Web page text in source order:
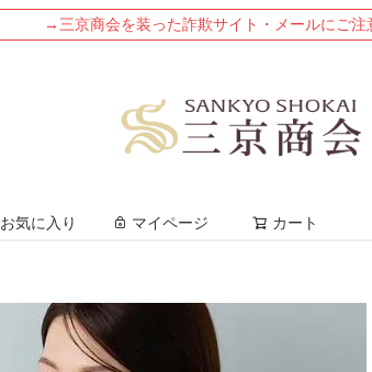
→三京商会を装った詐欺サイト・メールにご注
お気に入り マイページ カート